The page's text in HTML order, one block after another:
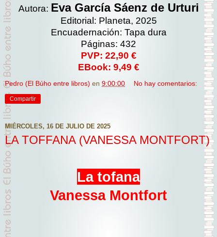
Autora: Eva García Sáenz de Urturi
Editorial: Planeta, 2025
Encuadernación: Tapa dura
Páginas: 432
PVP: 22,90 €
EBook: 9,49 €
Pedro (El Búho entre libros) en 9:00:00 No hay comentarios:
Compartir
MIÉRCOLES, 16 DE JULIO DE 2025
LA TOFFANA (VANESSA MONTFORT)
La tofana
Vanessa Montfort